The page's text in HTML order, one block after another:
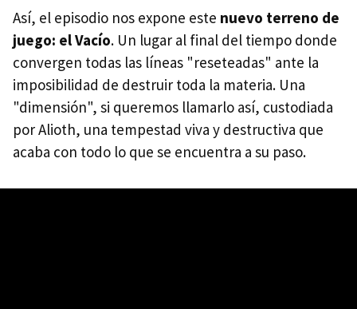
Así, el episodio nos expone este nuevo terreno de
juego: el Vacío. Un lugar al final del tiempo donde
convergen todas las líneas "reseteadas" ante la
imposibilidad de destruir toda la materia. Una
"dimensión", si queremos llamarlo así, custodiada
por Alioth, una tempestad viva y destructiva que
acaba con todo lo que se encuentra a su paso.